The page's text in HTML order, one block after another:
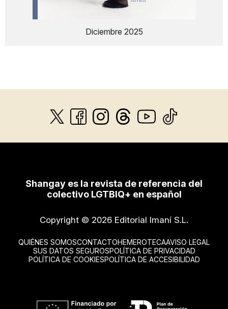
Diciembre 2025
Shangay es la revista de referencia del
colectivo LGTBIQ+ en español
Copyright © 2026 Editorial Imaní S.L.
QUIÉNES SOMOSCONTACTOHEMEROTECAAVISO LEGAL
SUS DATOS SEGUROSPOLÍTICA DE PRIVACIDAD
POLÍTICA DE COOKIESPOLÍTICA DE ACCESIBILIDAD